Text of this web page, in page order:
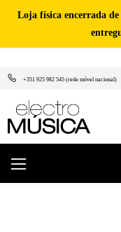
Loja física encerrada de
+351 925 982 545 (rede móvel nacional)